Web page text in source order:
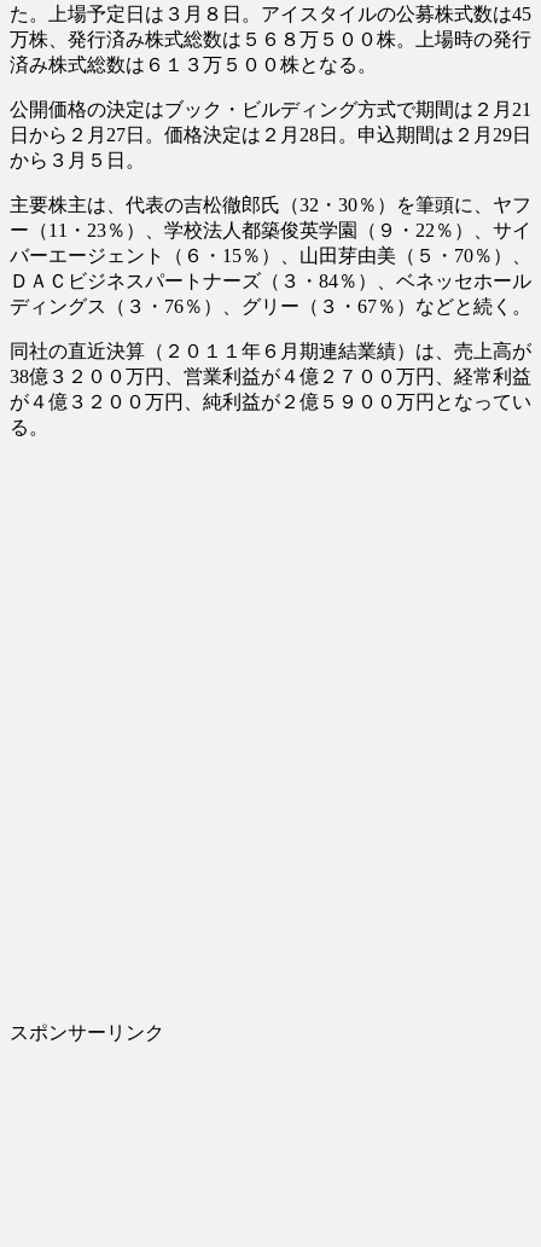
た。上場予定日は３月８日。アイスタイルの公募株式数は45
万株、発行済み株式総数は５６８万５００株。上場時の発行
済み株式総数は６１３万５００株となる。
公開価格の決定はブック・ビルディング方式で期間は２月21
日から２月27日。価格決定は２月28日。申込期間は２月29日
から３月５日。
主要株主は、代表の吉松徹郎氏（32・30％）を筆頭に、ヤフ
ー（11・23％）、学校法人都築俊英学園（９・22％）、サイ
バーエージェント（６・15％）、山田芽由美（５・70％）、
ＤＡＣビジネスパートナーズ（３・84％）、ベネッセホール
ディングス（３・76％）、グリー（３・67％）などと続く。
同社の直近決算（２０１１年６月期連結業績）は、売上高が
38億３２００万円、営業利益が４億２７００万円、経常利益
が４億３２００万円、純利益が２億５９００万円となってい
る。
スポンサーリンク